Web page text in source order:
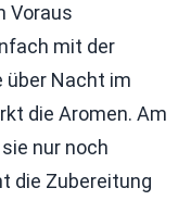
Voraus
mit der
über Nacht im
die Aromen. Am
nur noch
die Zubereitung